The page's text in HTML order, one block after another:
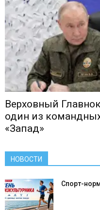
Верховный
один из
«Запад»
НОВОСТИ
Спорт-